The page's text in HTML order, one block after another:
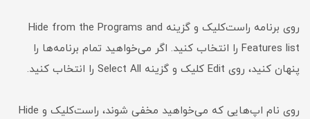
روی برنامه راست‌کلیک و گزینه Hide from the Programs and
Features list را انتخاب کنید. اگر می‌خواهید تمام برنامه‌ها را
پنهان کنید، روی Edit کلیک و گزینه Select All را انتخاب کنید.
روی نام اپ‌هایی که می‌خواهید مخفی شوند، راست‌کلیک و Hide